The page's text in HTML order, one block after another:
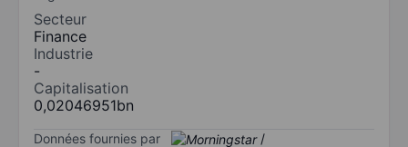
Secteur
Finance
Industrie
-
Capitalisation
0,02046951bn
Données fournies par /